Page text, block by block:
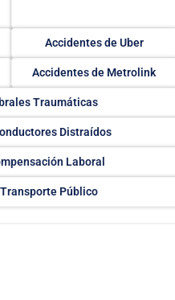
Accidentes de Uber
Accidentes de Metrolink
Traumáticas
Distraídos
Laboral
Público